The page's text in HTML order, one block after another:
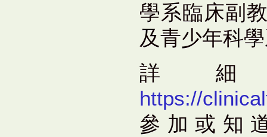
學系臨床副
及青少年科
詳
https://
參加或知